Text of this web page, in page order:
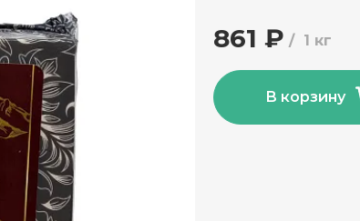
1 кг
861 ₽
В корзину
Овощные консервы
Соль, сахар и специи
Сухари и снеки